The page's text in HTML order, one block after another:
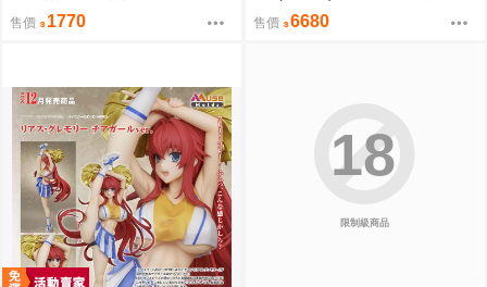
MD 青鳶 組裝模型 0812
售價 1770
校 姫島朱乃 啦啦隊Ver 1/6 0906
售價 6680
限制級商品
18